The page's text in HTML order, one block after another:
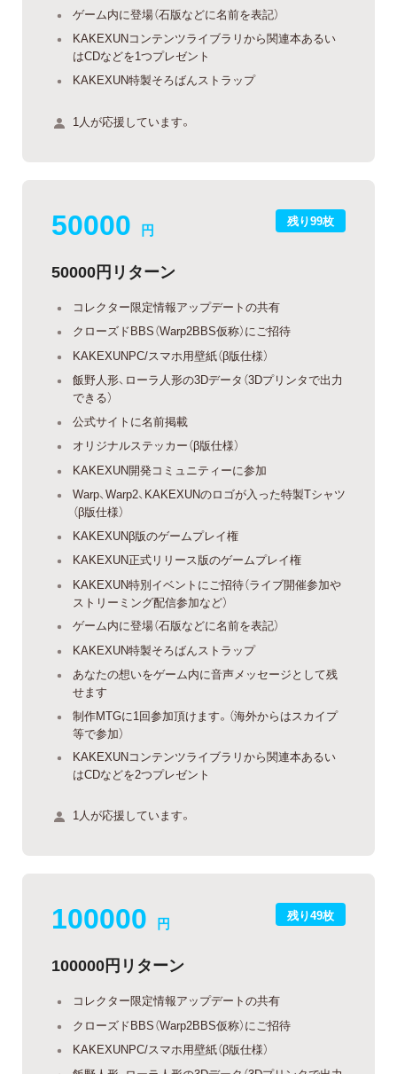
ゲーム内に登場（石版などに名前を表記）
KAKEXUNコンテンツライブラリから関連本あるい
はCDなどを1つプレゼント
KAKEXUN特製そろばんストラップ
1人が応援しています。
残り99枚
50000 円
50000円リターン
コレクター限定情報アップデートの共有
クローズドBBS（Warp2BBS仮称）にご招待
KAKEXUNPC/スマホ用壁紙（β版仕様）
飯野人形、ローラ人形の3Dデータ（3Dプリンタで出力
できる）
公式サイトに名前掲載
オリジナルステッカー（β版仕様）
KAKEXUN開発コミュニティーに参加
Warp、Warp2、KAKEXUNのロゴが入った特製Tシャツ
（β版仕様）
KAKEXUNβ版のゲームプレイ権
KAKEXUN正式リリース版のゲームプレイ権
KAKEXUN特別イベントにご招待（ライブ開催参加や
ストリーミング配信参加など）
ゲーム内に登場（石版などに名前を表記）
KAKEXUN特製そろばんストラップ
あなたの想いをゲーム内に音声メッセージとして残
せます
制作MTGに1回参加頂けます。（海外からはスカイプ
等で参加）
KAKEXUNコンテンツライブラリから関連本あるい
はCDなどを2つプレゼント
1人が応援しています。
残り49枚
100000 円
100000円リターン
コレクター限定情報アップデートの共有
クローズドBBS（Warp2BBS仮称）にご招待
KAKEXUNPC/スマホ用壁紙（β版仕様）